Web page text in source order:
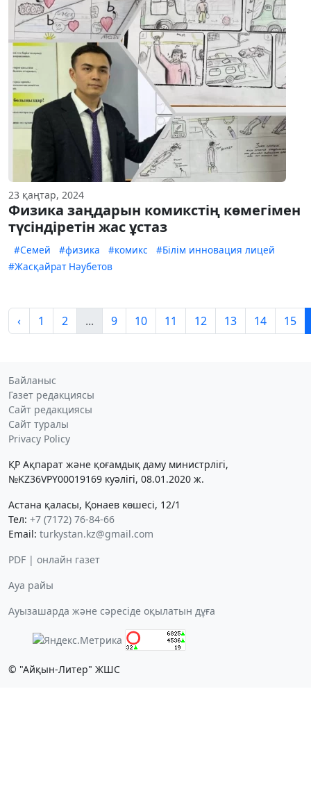
23 қаңтар, 2024
Физика заңдарын комикстің көмегімен
түсіндіретін жас ұстаз
#Семей #физика #комикс
#Білім инновация лицей
#Жасқайрат Нәубетов
‹ 1 2 ... 9 10 11 12 13 14 15
Байланыс
Газет редакциясы
Сайт редакциясы
Сайт туралы
Privacy Policy
ҚР Ақпарат және қоғамдық даму министрлігі,
№KZ36VPY00019169 куәлігі, 08.01.2020 ж.
Астана қаласы, Қонаев көшесі, 12/1
Тел: +7 (7172) 76-84-66
Email: turkystan.kz@gmail.com
PDF | онлайн газет
Ауа райы
Ауызашарда және сәресіде оқылатын дұға
© "Айқын-Литер" ЖШС